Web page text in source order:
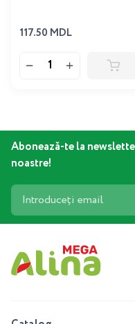
117.50 MDL
Abonează-te la
noastre!